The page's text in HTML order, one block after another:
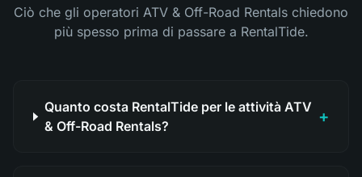
Ciò che gli operatori ATV & Off-Road Rentals chiedono
più spesso prima di passare a RentalTide.
Quanto costa RentalTide per le attività ATV
& Off-Road Rentals?
+